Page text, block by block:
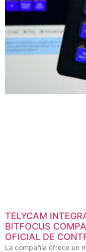
TELYCAM
BITFOCUS
OFICIAL DE
La compañía ofrece un